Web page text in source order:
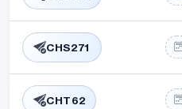
CHS271
CHT62